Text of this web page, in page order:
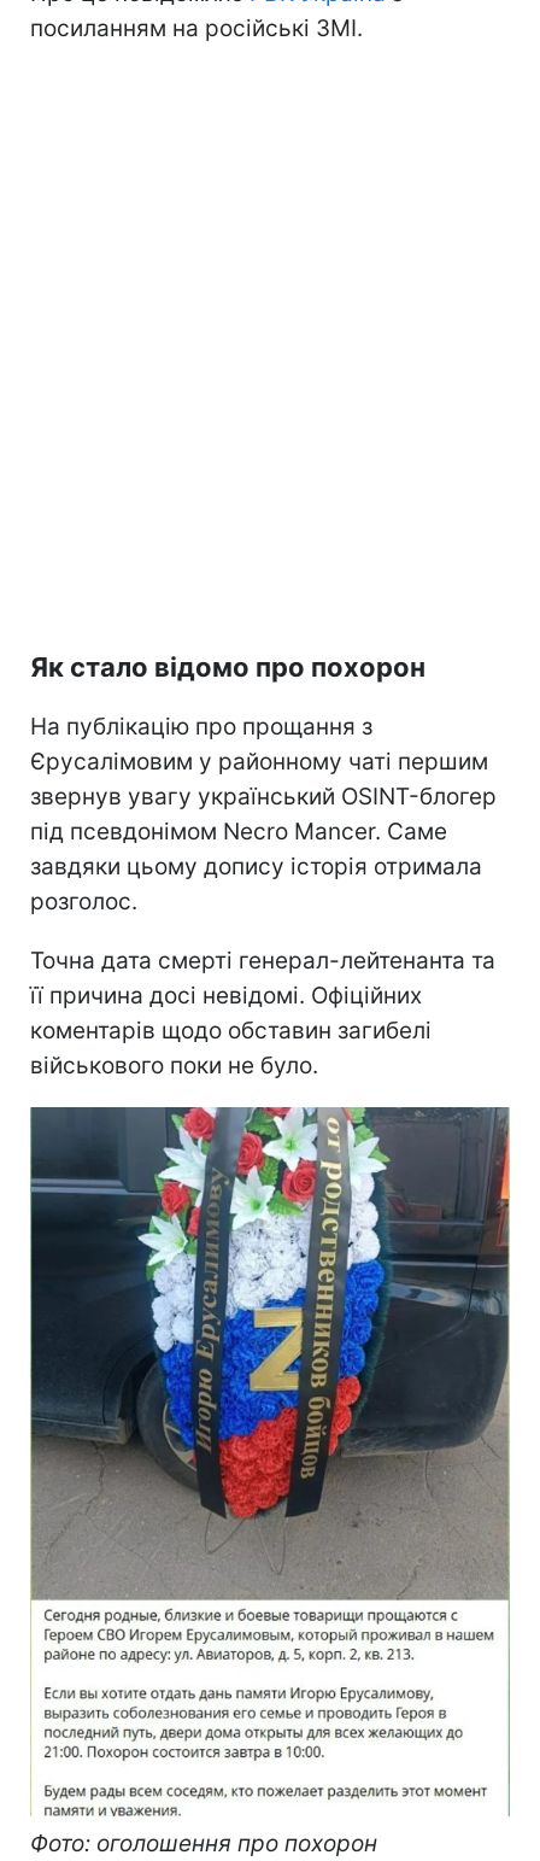
посиланням на російські ЗМІ.
Як стало відомо про похорон
На публікацію про прощання з
Єрусалімовим у районному чаті першим
звернув увагу український OSINT-блогер
під псевдонімом Necro Mancer. Саме
завдяки цьому допису історія отримала
розголос.
Точна дата смерті генерал-лейтенанта та
її причина досі невідомі. Офіційних
коментарів щодо обставин загибелі
військового поки не було.
Фото: оголошення про похорон